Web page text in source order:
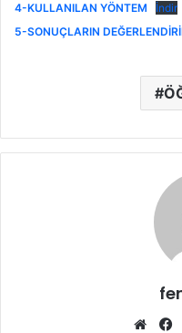
4-KULLANILAN YÖNTEM
İndir
5-SONUÇLARIN
Web